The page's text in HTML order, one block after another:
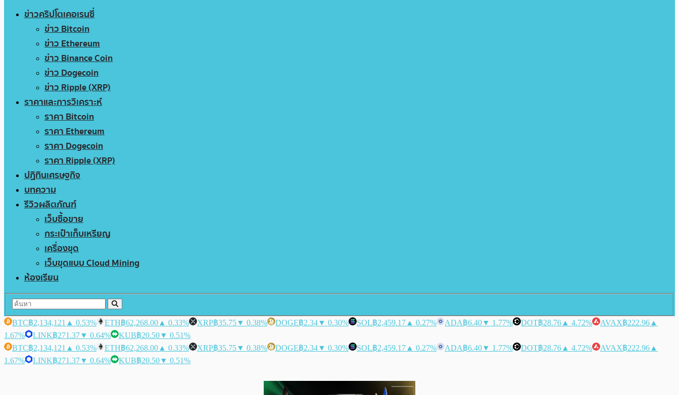
ข่าวคริปโตเคอเรนซี่
ข่าว Bitcoin
ข่าว Ethereum
ข่าว Binance Coin
ข่าว Dogecoin
ข่าว Ripple (XRP)
ราคาและการวิเคราะห์
ราคา Bitcoin
ราคา Ethereum
ราคา Dogecoin
ราคา Ripple (XRP)
ปฏิทินเศรษฐกิจ
บทความ
รีวิวผลิตภัณฑ์
เว็บซื้อขาย
กระเป๋าเก็บเหรียญ
เครื่องขุด
เว็บขุดแบบ Cloud Mining
ห้องเรียน
BTC฿2,134,121 ▲ 0.53% ETH฿62,268.00 ▲ 0.33% XRP฿35.75▼ 0.38% DOGE฿2.34▼ 0.30% SOL฿2,459.17 ▲ 0.27% ADA฿6.40▼ 1.77% DOT฿28.76 ▲ 4.72% AVAX฿222.96 ▲
1.67%
LINK฿271.37▼ 0.64% KUB฿20.50▼ 0.51%
BTC฿2,134,121 ▲ 0.53% ETH฿62,268.00 ▲ 0.33% XRP฿35.75▼ 0.38% DOGE฿2.34▼ 0.30% SOL฿2,459.17 ▲ 0.27% ADA฿6.40▼ 1.77% DOT฿28.76 ▲ 4.72% AVAX฿222.96 ▲
1.67%
LINK฿271.37▼ 0.64% KUB฿20.50▼ 0.51%